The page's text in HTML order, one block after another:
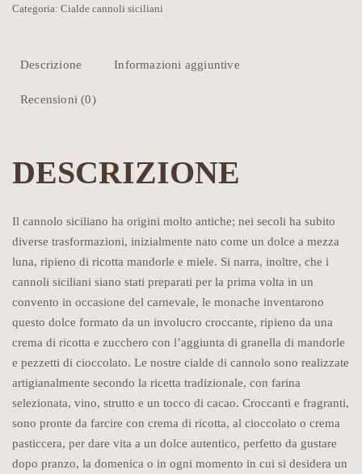
cialde
Categoria: Cialde cannoli siciliani
Descrizione Informazioni aggiuntive
Recensioni (0)
DESCRIZIONE
Il cannolo siciliano ha origini molto antiche; nei secoli ha subito
diverse trasformazioni, inizialmente nato come un dolce a mezza
luna, ripieno di ricotta mandorle e miele. Si narra, inoltre, che i
cannoli siciliani siano stati preparati per la prima volta in un
convento in occasione del carnevale, le monache inventarono
questo dolce formato da un involucro croccante, ripieno da una
crema di ricotta e zucchero con l’aggiunta di granella di mandorle
e pezzetti di cioccolato. Le nostre cialde di cannolo sono realizzate
artigianalmente secondo la ricetta tradizionale, con farina
selezionata, vino, strutto e un tocco di cacao. Croccanti e fragranti,
sono pronte da farcire con crema di ricotta, al cioccolato o crema
pasticcera, per dare vita a un dolce autentico, perfetto da gustare
dopo pranzo, la domenica o in ogni momento in cui si desidera un